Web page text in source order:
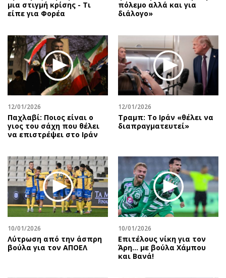
μια στιγμή κρίσης - Τι
είπε για Φορέα
πόλεμο αλλά και για
διάλογο»
12/01/2026
Παχλαβί: Ποιος είναι ο
γιος του σάχη που θέλει
να επιστρέψει στο Ιράν
12/01/2026
Τραμπ: Το Ιράν «θέλει να
διαπραγματευτεί»
10/01/2026
Λύτρωση από την άσπρη
βούλα για τον ΑΠΟΕΛ
10/01/2026
Επιτέλους νίκη για τον
Άρη… με βούλα Χάμπου
και Βανά!